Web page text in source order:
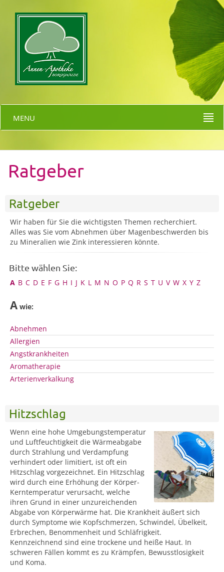
MENU
Ratgeber
Ratgeber
Wir haben für Sie die wichtigsten Themen recherchiert.
Alles was Sie vom Abnehmen über Magenbeschwerden bis
zu Mineralien wie Zink interessieren könnte.
Bitte wählen Sie:
A B C D E F G H I J K L M N O P Q R S T U V W X Y Z
A wie:
Abnehmen
Allergien
Angstkrankheiten
Aromatherapie
Arterienverkalkung
Hitzschlag
Wenn eine hohe Umgebungstemperatur
und Luftfeuchtigkeit die Wärmeabgabe
durch Strahlung und Verdampfung
verhindert oder limitiert, ist oft ein
Hitzschlag vorgezeichnet. Ein Hitzschlag
wird durch eine Erhöhung der Körper-
Kerntemperatur verursacht, welche
ihren Grund in einer unzureichenden
Abgabe von Körperwärme hat. Die Krankheit äußert sich
durch Symptome wie Kopfschmerzen, Schwindel, Übelkeit,
Erbrechen, Benommenheit und Schläfrigkeit.
Kennzeichnend sind eine trockene und heiße Haut. In
schweren Fällen kommt es zu Krämpfen, Bewusstlosigkeit
und Koma.